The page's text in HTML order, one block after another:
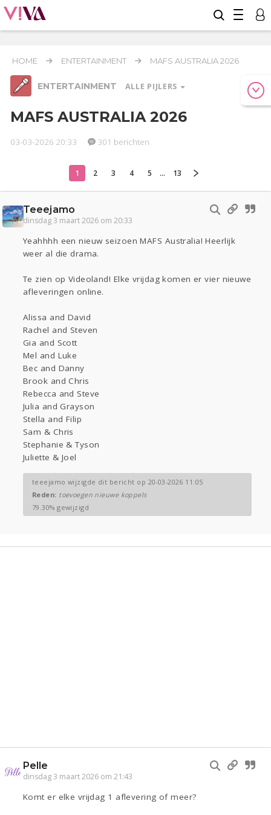
HOME ENTERTAINMENT MAFS AUSTRALIA 2026
ENTERTAINMENT ALLE PIJLERS
Relaties Werk & Studie Geld & Recht
Zwanger
Psyche
Gevraagd
Horen Doen
Zien
Lezen
MAFS AUSTRALIA 2026
03-03-2026 20:33 301 berichten
1 2 3 4 5 ... 13
Teeejamo
dinsdag 3 maart 2026 om 20:33
Yeahhhh een nieuw seizoen MAFS Australia! Heerlijk
weer al die drama.
Te zien op Videoland! Elke vrijdag komen er vier nieuwe
afleveringen online.
Alissa and David
Rachel and Steven
Gia and Scott
Mel and Luke
Bec and Danny
Brook and Chris
Rebecca and Steve
Julia and Grayson
Stella and Filip
Sam & Chris
Stephanie & Tyson
Juliette & Joel
teeejamo wijzigde dit bericht op 20-03-2026 11:05
Reden: toevoegen nieuwe koppels
79.30% gewijzigd
Pelle
dinsdag 3 maart 2026 om 21:43
Komt er elke vrijdag 1 aflevering of meer?